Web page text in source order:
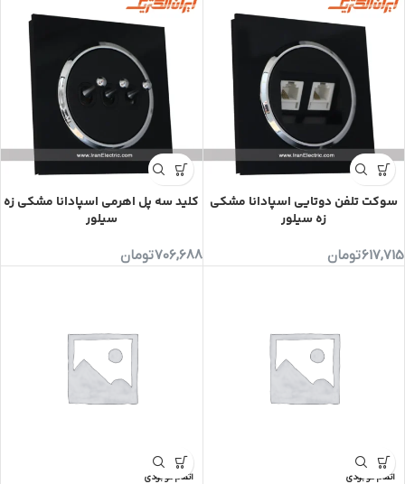
سوکت تلفن دوتایی اسپادانا مشکی
زه سیلور
617,715تومان
کلید سه پل اهرمی اسپادانا مشکی زه
سیلور
706,688تومان
اتمام موجودی اتمام موجودی